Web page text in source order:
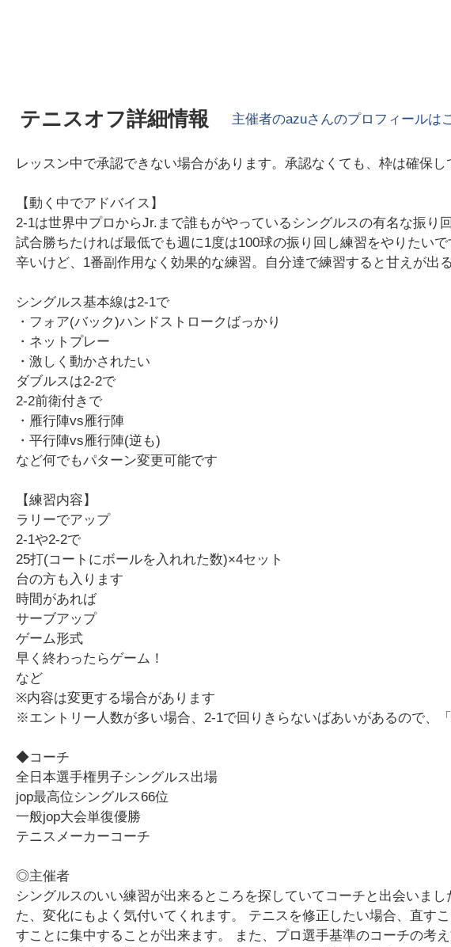
テニスオフ詳細情報 主催者のazuさんのプロフィールは
レッスン中で承認できない場合があります。承認なくても、枠は確保し
【動く中でアドバイス】
2-1は世界中プロからJr.まで誰もがやっているシングルスの有名な振り
試合勝ちたければ最低でも週に1度は100球の振り回し練習をやりたい
辛いけど、1番副作用なく効果的な練習。自分達で練習すると甘えが出
シングルス基本線は2-1で
・フォア(バック)ハンドストロークばっかり
・ネットプレー
・激しく動かされたい
ダブルスは2-2で
2-2前衛付きで
・雁行陣vs雁行陣
・平行陣vs雁行陣(逆も)
など何でもパターン変更可能です
【練習内容】
ラリーでアップ
2-1や2-2で
25打(コートにボールを入れれた数)×4セット
台の方も入ります
時間があれば
サーブアップ
ゲーム形式
早く終わったらゲーム！
など
※内容は変更する場合があります
※エントリー人数が多い場合、2-1で回りきらないばあいがあるので、
◆コーチ
全日本選手権男子シングルス出場
jop最高位シングルス66位
一般jop大会単復優勝
テニスメーカーコーチ
◎主催者
シングルスのいい練習が出来るところを探していてコーチと出会いま
た、変化にもよく気付いてくれます。 テニスを修正したい場合、直す
すことに集中することが出来ます。 また、プロ選手基準のコーチの考